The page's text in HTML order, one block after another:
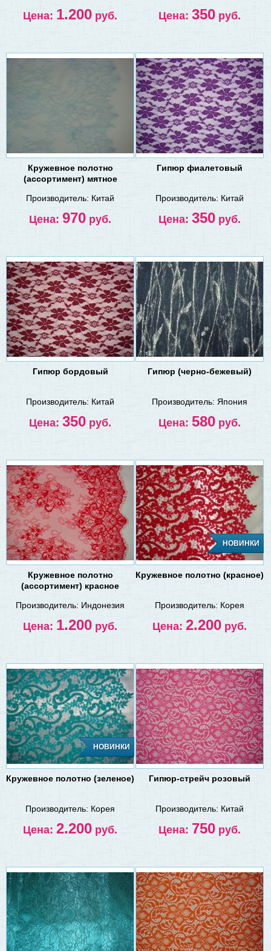
Цена: 1.200 руб. Цена: 350 руб.
Кружевное полотно
(ассортимент) мятное
Производитель: Китай
Цена: 970 руб.
Гипюр фиалетовый
Производитель: Китай
Цена: 350 руб.
Гипюр бордовый
Производитель: Китай
Цена: 350 руб.
Гипюр (черно-бежевый)
Производитель: Япония
Цена: 580 руб.
Кружевное полотно
(ассортимент) красное
Производитель: Индонезия
Цена: 1.200 руб.
НОВИНКИ
Кружевное полотно (красное)
Производитель: Корея
Цена: 2.200 руб.
НОВИНКИ
Кружевное полотно (зеленое)
Производитель: Корея
Цена: 2.200 руб.
Гипюр-стрейч розовый
Производитель: Китай
Цена: 750 руб.